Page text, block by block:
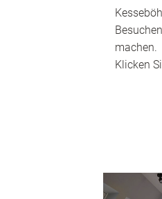
machen.
Klicken